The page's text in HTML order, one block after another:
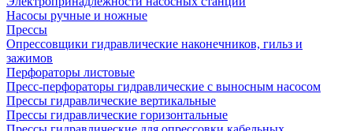
Насосы ручные и ножные
Прессы
Опрессовщики гидравлические наконечников, гильз и
зажимов
Перфораторы листовые
Пресс-перфораторы гидравлические с выносным насосом
Прессы гидравлические вертикальные
Прессы гидравлические горизонтальные